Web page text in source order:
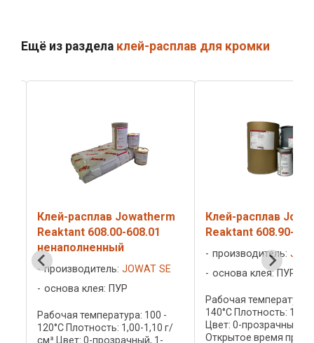
Ещё из раздела клей-расплав для кромки
Клей-расплав Jowatherm
Reaktant 608.90-608.91
производитель:
основа клея: ПУР
140°C Плотность: 1,00 г/см³
Цвет: 0-прозрачный, 1-белый
Открытое время при 120°C: 5-
Клей-расплав
Reaktant 607.98-
производитель:
Рабочая
140°C Плотность:
см³ Цвет: 8-